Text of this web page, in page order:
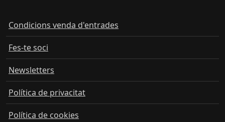
Condicions venda d'entrades
Fes-te soci
Newsletters
Política de privacitat
Política de cookies